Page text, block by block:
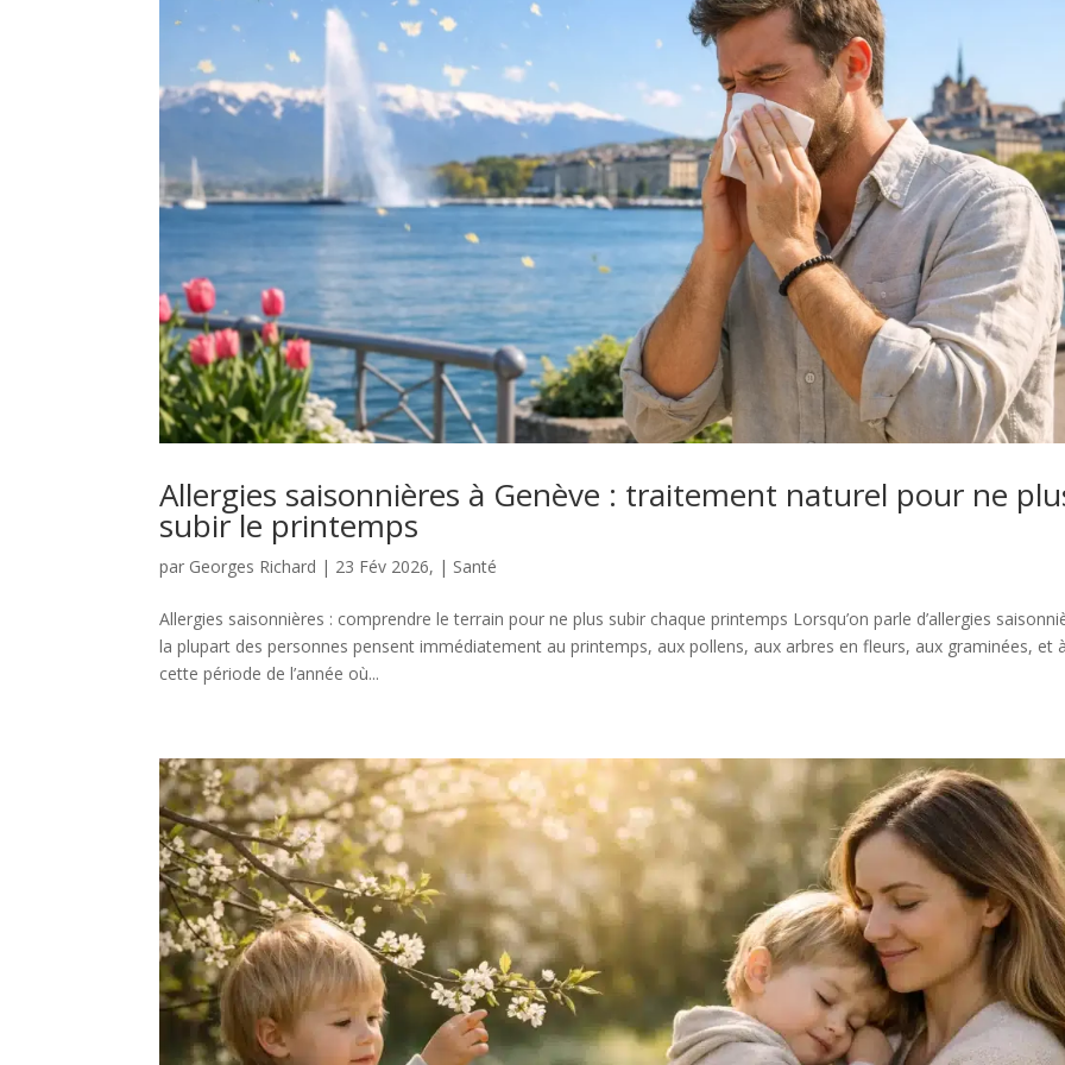
Allergies saisonnières à Genève : traitement naturel pour ne
subir le printemps
par Georges Richard | 23 Fév 2026, | Santé
Allergies saisonnières : comprendre le terrain pour ne plus subir chaque printemps Lorsqu’on parle d’allergies
la plupart des personnes pensent immédiatement au printemps, aux pollens, aux arbres en fleurs, aux graminées, et
cette période de l’année où...